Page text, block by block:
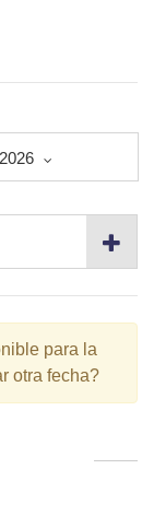
para la
otra fecha?